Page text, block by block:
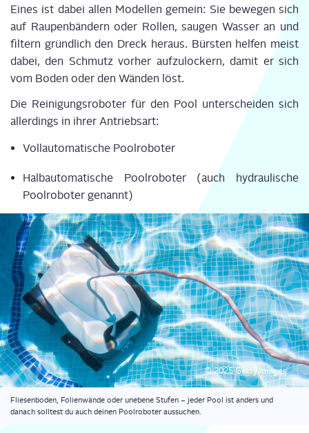
Eines ist dabei allen Model­len gemein: Sie bewe­gen sich
auf Rau­pen­bän­dern oder Rol­len, sau­gen Was­ser an und
fil­tern gründ­lich den Dreck her­aus. Bürs­ten hel­fen meist
dabei, den Schmutz vor­her auf­zu­lo­ckern, damit er sich
vom Boden oder den Wän­den löst.
Die Rei­ni­gungs­ro­bo­ter für den Pool unter­schei­den sich
aller­dings in ihrer Antriebsart:
Voll­au­to­ma­ti­sche Poolroboter
Halb­au­to­ma­ti­sche Pool­ro­bo­ter (auch hydrau­li­sche
Pool­ro­bo­ter genannt)
© 2025 Get­ty Images
Flie­sen­bo­den, Foli­en­wän­de oder unebe­ne Stu­fen – jeder Pool ist anders und
danach soll­test du auch dei­nen Pool­ro­bo­ter aussuchen.